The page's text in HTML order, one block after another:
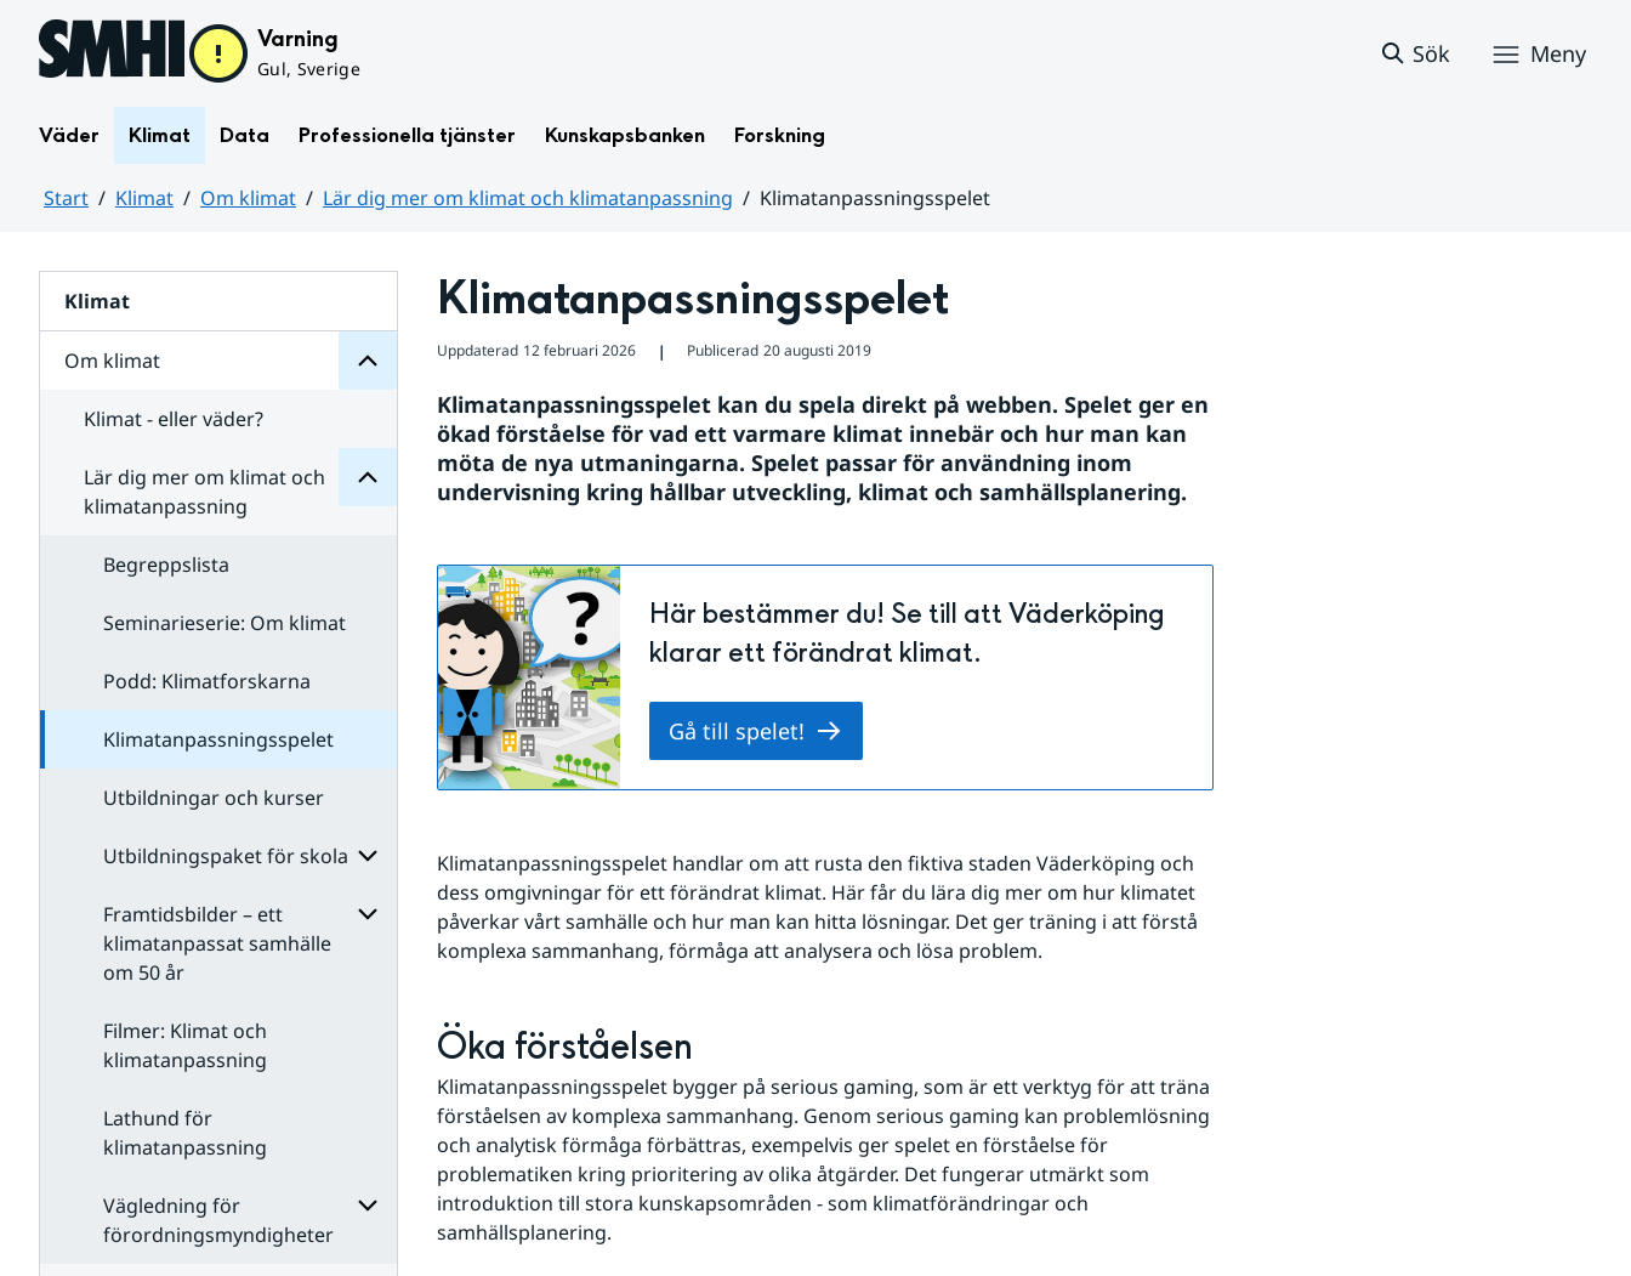
Hoppa till sidans innehåll Varning
Gul, Sverige
Sök Meny
Väder Klimat Data Professionella tjänster Kunskapsbanken Forskning
Start Klimat Om klimat Lär dig mer om klimat och klimatanpassning
Klimatanpassningsspelet
Klimat
Om klimat
för
Klimat - eller väder?
Lär dig mer om klimat och
klimatanpassning
Lär
dig
mer
klimat
Begreppslista
Seminarieserie: Om klimat
Podd: Klimatforskarna
Klimatanpassningsspelet
Utbildningar och kurser
Utbildningspaket för skola
Undersidor
Utbildningspaket
Framtidsbilder – ett
klimatanpassat samhälle
om 50 år
Framtidsbilder
klimatanpassat
Filmer: Klimat och
klimatanpassning
Lathund för
klimatanpassning
Vägledning för
förordningsmyndigheter
Klimatanpassningsspelet
Uppdaterad 12 februari 2026 ❘ Publicerad 20 augusti 2019
Klimatanpassningsspelet kan du spela direkt på webben. Spelet ger en
ökad förståelse för vad ett varmare klimat innebär och hur man kan
möta de nya utmaningarna. Spelet passar för användning inom
undervisning kring hållbar utveckling, klimat och samhällsplanering.
Här bestämmer du! Se till att Väderköping
klarar ett förändrat klimat.
Gå till spelet!
Klimatanpassningsspelet handlar om att rusta den fiktiva staden Väderköping och
dess omgivningar för ett förändrat klimat. Här får du lära dig mer om hur klimatet
påverkar vårt samhälle och hur man kan hitta lösningar. Det ger träning i att förstå
komplexa sammanhang, förmåga att analysera och lösa problem.
Öka förståelsen
Klimatanpassningsspelet bygger på serious gaming, som är ett verktyg för att träna
förståelsen av komplexa sammanhang. Genom serious gaming kan problemlösning
och analytisk förmåga förbättras, exempelvis ger spelet en förståelse för
problematiken kring prioritering av olika åtgärder. Det fungerar utmärkt som
introduktion till stora kunskapsområden - som klimatförändringar och
samhällsplanering.